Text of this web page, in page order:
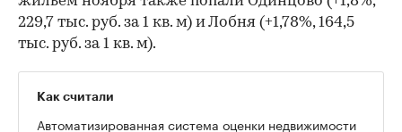
229,7 тыс. руб. за 1 кв. м) и Лобня (+1,78%, 164,5
тыс. руб. за 1 кв. м).
Как считали
Автоматизированная система оценки недвижимости